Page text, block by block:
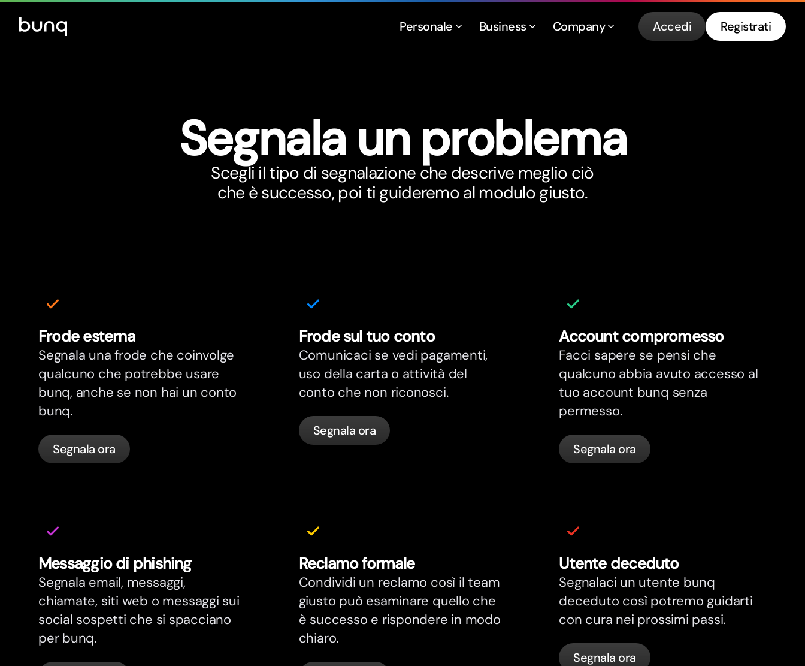
Personale Business Company Accedi Registrati
Segnala un problema
Scegli il tipo di segnalazione che descrive meglio ciò
che è successo, poi ti guideremo al modulo giusto.
Frode esterna
Segnala una frode che coinvolge
qualcuno che potrebbe usare
bunq, anche se non hai un conto
bunq.
Segnala ora
Frode sul tuo conto
Comunicaci se vedi pagamenti,
uso della carta o attività del
conto che non riconosci.
Segnala ora
Account compromesso
Facci sapere se pensi che
qualcuno abbia avuto accesso al
tuo account bunq senza
permesso.
Segnala ora
Messaggio di phishing
Segnala email, messaggi,
chiamate, siti web o messaggi sui
social sospetti che si spacciano
per bunq.
Reclamo formale
Condividi un reclamo così il team
giusto può esaminare quello che
è successo e rispondere in modo
chiaro.
Utente deceduto
Segnalaci un utente bunq
deceduto così potremo guidarti
con cura nei prossimi passi.
Segnala ora